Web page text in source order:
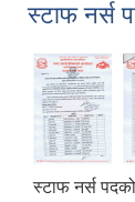
स्टाफ नर्स
स्टाफ नर्स